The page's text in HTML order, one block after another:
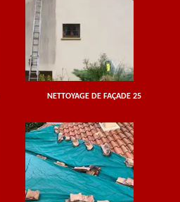
NETTOYAGE DE FAÇADE 25